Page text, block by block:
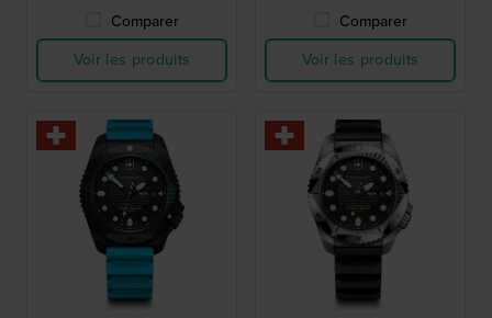
Comparer
Voir les produits
Comparer
Voir les produits